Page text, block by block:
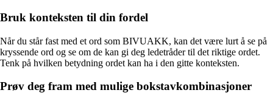
Bruk konteksten til din fordel
Når du står fast med et ord som BIVUAKK, kan det være lurt å se på
kryssende ord og se om de kan gi deg ledetråder til det riktige ordet.
Tenk på hvilken betydning ordet kan ha i den gitte konteksten.
Prøv deg fram med mulige bokstavkombinasjoner